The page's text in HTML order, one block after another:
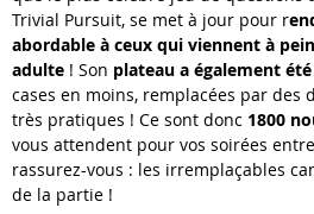
Trivial Pursuit, se met à jour pour r
abordable à ceux qui viennent à
adulte ! Son plateau a également
cases en moins, remplacées par des
très pratiques ! Ce sont donc 1800
vous attendent pour vos soirées
rassurez-vous : les irremplaçables
de la partie !